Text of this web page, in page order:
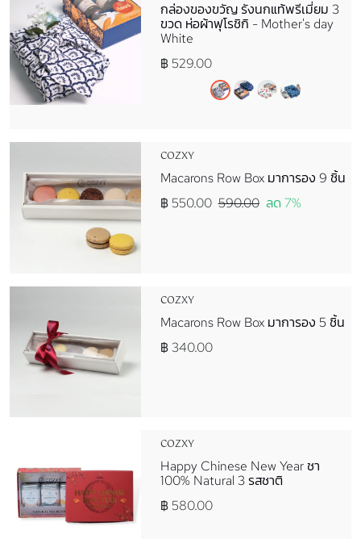
กล่องของขวัญ รังนกแท้พรีเมี่ยม 3
ขวด ห่อผ้าฟุโรชิกิ - Mother's day
White
฿ 529.00
COZXY
Macarons Row Box มาการอง 9 ชิ้น
฿ 550.00 590.00 ลด 7%
COZXY
Macarons Row Box มาการอง 5 ชิ้น
฿ 340.00
COZXY
Happy Chinese New Year ชา
100% Natural 3 รสชาติ
฿ 580.00